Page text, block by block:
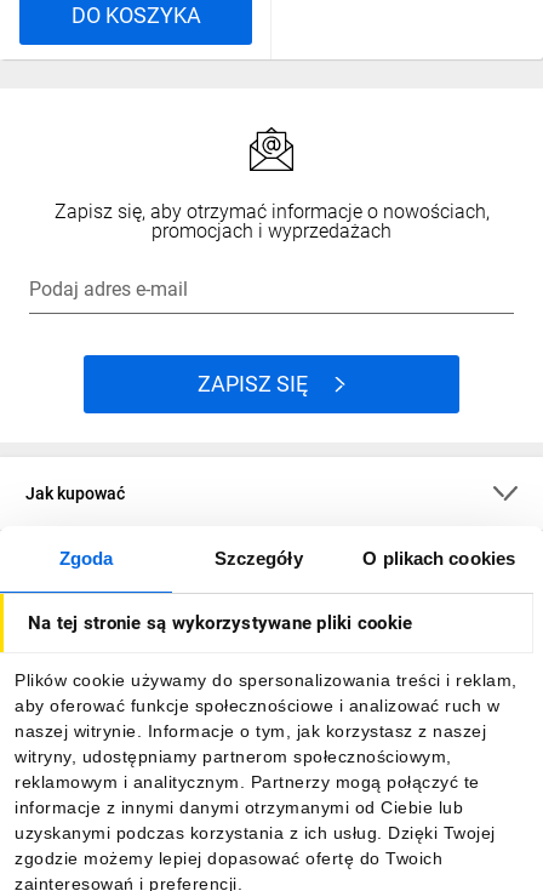
Zgoda Szczegóły O plikach cookies
Na tej stronie są wykorzystywane pliki cookie
Plików cookie używamy do spersonalizowania treści i reklam,
aby oferować funkcje społecznościowe i analizować ruch w
naszej witrynie. Informacje o tym, jak korzystasz z naszej
witryny, udostępniamy partnerom społecznościowym,
reklamowym i analitycznym. Partnerzy mogą połączyć te
informacje z innymi danymi otrzymanymi od Ciebie lub
uzyskanymi podczas korzystania z ich usług. Dzięki Twojej
zgodzie możemy lepiej dopasować ofertę do Twoich
zainteresowań i preferencji.
DO KOSZYKA
Zapisz się, aby otrzymać informacje o nowościach,
promocjach i wyprzedażach
Podaj adres e-mail
ZAPISZ SIĘ
Jak kupować
O firmie
Informacje
Pobierz naszą aplikację mobilną: